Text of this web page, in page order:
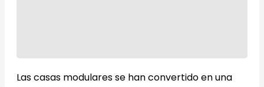
Las casas modulares se han convertido en una